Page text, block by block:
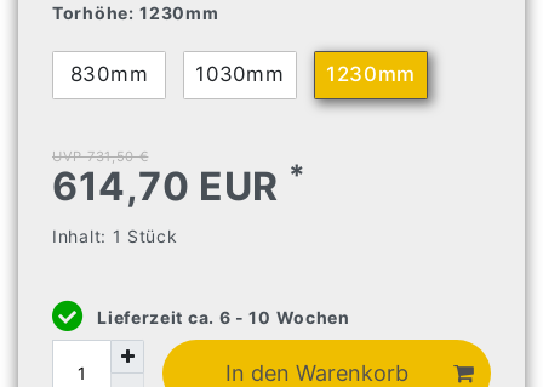
Torhöhe: 1230mm
830mm 1030mm 1230mm
UVP 731,50 €
614,70 EUR *
Inhalt: 1 Stück
Lieferzeit ca. 6 - 10 Wochen
In den Warenkorb